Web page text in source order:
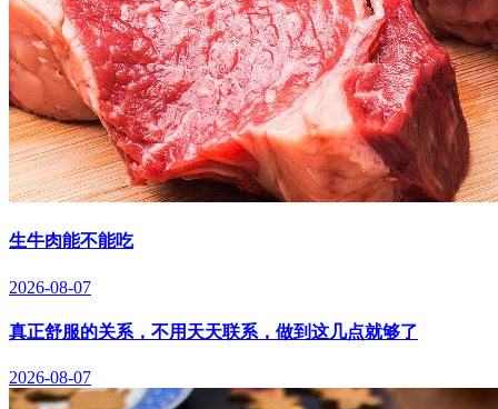
生牛肉能不能吃
2026-08-07
真正舒服的关系，不用天天联系，做到这几点就够了
2026-08-07